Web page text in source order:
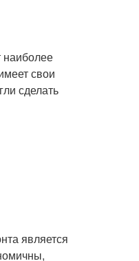
наиболее
свои
сделать
является